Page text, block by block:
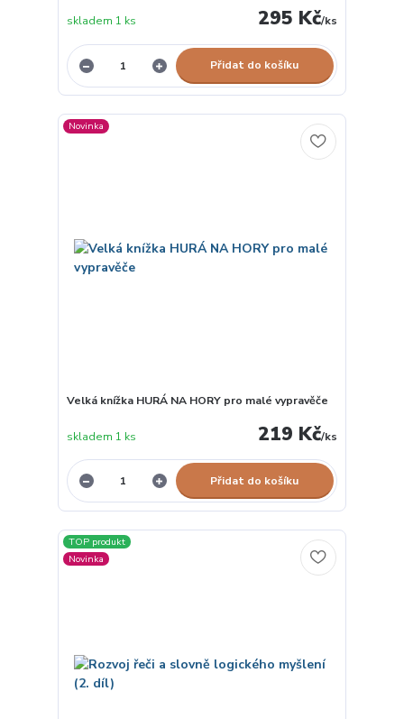
295 Kč/ks
skladem 1 ks
Přidat do košíku
Novinka
Velká knížka HURÁ NA HORY pro malé vypravěče
219 Kč/ks
skladem 1 ks
Přidat do košíku
TOP produkt
Novinka